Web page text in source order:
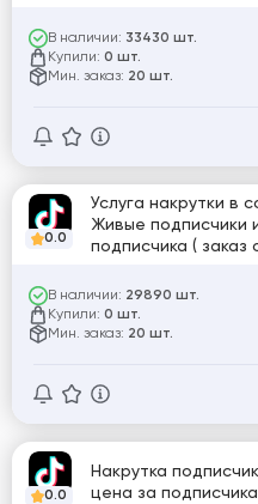
В наличии: 33430 шт.
Купили: 0 шт.
Мин. заказ: 20 шт.
0.0
Услуга накрутки в
Живые подписчики
подписчика ( заказ
В наличии: 29890 шт.
Купили: 0 шт.
Мин. заказ: 20 шт.
0.0
Накрутка
цена за